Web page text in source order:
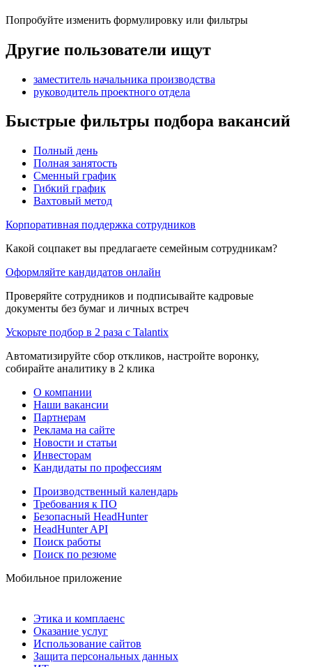
Попробуйте изменить формулировку или фильтры
Другие пользователи ищут
заместитель начальника производства
руководитель проектного отдела
Быстрые фильтры подбора вакансий
Полный день
Полная занятость
Сменный график
Гибкий график
Вахтовый метод
Корпоративная поддержка сотрудников
Какой соцпакет вы предлагаете семейным сотрудникам?
Оформляйте кандидатов онлайн
Проверяйте сотрудников и подписывайте кадровые
документы без бумаг и личных встреч
Ускорьте подбор в 2 раза с Talantix
Автоматизируйте сбор откликов, настройте воронку,
собирайте аналитику в 2 клика
О компании
Наши вакансии
Партнерам
Реклама на сайте
Новости и статьи
Инвесторам
Кандидаты по профессиям
Производственный календарь
Требования к ПО
Безопасный HeadHunter
HeadHunter API
Поиск работы
Поиск по резюме
Мобильное приложение
Этика и комплаенс
Оказание услуг
Использование сайтов
Защита персональных данных